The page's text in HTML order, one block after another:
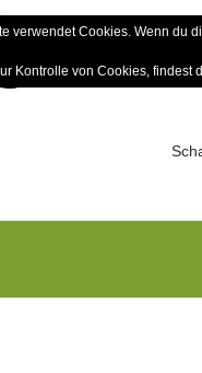
Sektion Mitterfels
verwendet Cookies. Wenn du
Kontrolle von Cookies, findest